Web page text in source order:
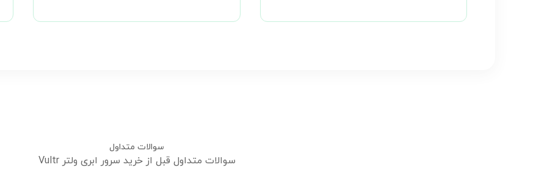
سوالات متداول
سوالات متداول قبل از خرید سرور ابری ولتر Vultr